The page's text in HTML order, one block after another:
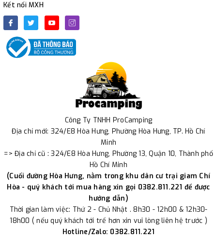
Kết nối MXH
Công Ty TNHH ProCamping
Địa chỉ mới: 324/E8 Hòa Hưng, Phường Hòa Hưng, TP. Hồ Chí
Minh
=> Địa chỉ cũ : 324/E8 Hòa Hưng, Phường 13, Quận 10, Thành phố
Hồ Chí Minh
(Cuối đường Hòa Hưng, nằm trong khu dân cư trại giam Chí
Hòa - quý khách tới mua hàng xin gọi 0382.811.221 để được
hướng dẫn)
Thời gian làm việc: Thứ 2 - Chủ Nhật . 8h30 - 12h00 & 12h30-
18h00 ( nếu quý khách tới trể hơn xin vui lòng liên hệ trước )
Hotline/Zalo: 0382.811.221